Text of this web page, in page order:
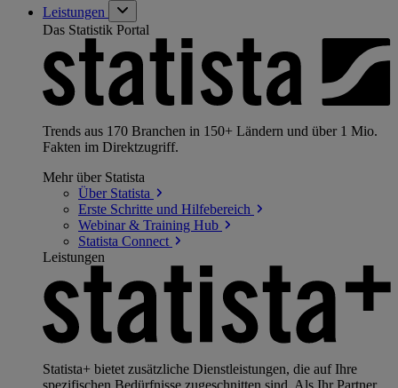
Leistungen
Das Statistik Portal
Trends aus 170 Branchen in 150+ Ländern und über 1 Mio.
Fakten im Direktzugriff.
Mehr über Statista
Über Statista
Erste Schritte und Hilfebereich
Webinar & Training Hub
Statista Connect
Leistungen
Statista+ bietet zusätzliche Dienstleistungen, die auf Ihre
spezifischen Bedürfnisse zugeschnitten sind. Als Ihr Partner